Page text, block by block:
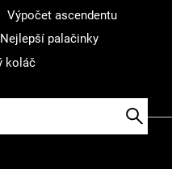
Výpočet ascendentu
Nejlepší palačinky
koláč